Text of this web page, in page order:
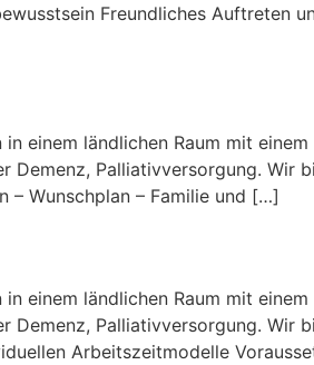
Freundliches Auftreten
einem ländlichen Raum mit einem
Demenz, Palliativversorgung. Wir
– Wunschplan – Familie und […]
einem ländlichen Raum mit einem
Demenz, Palliativversorgung. Wir
Arbeitszeitmodelle